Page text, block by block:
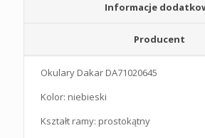
Informacje
Producent
Okulary Dakar DA71020645
Kolor: niebieski
Kształt ramy: prostokątny